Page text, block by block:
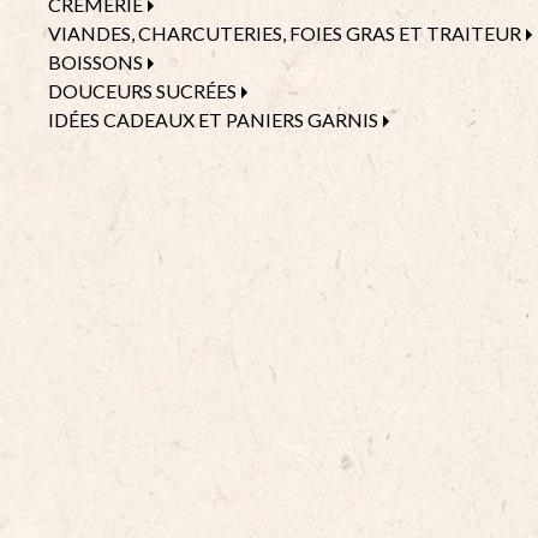
VIANDES, CHARCUTERIES, FOIES GRAS ET TRAITEUR
BOISSONS
DOUCEURS SUCRÉES
IDÉES CADEAUX ET PANIERS GARNIS